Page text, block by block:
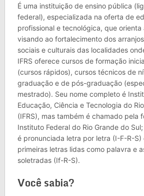
É uma instituição de ensino pública
federal), especializada na oferta de
profissional e tecnológica, que
visando ao fortalecimento dos
sociais e culturais das localidades
IFRS oferece cursos de formação
(cursos rápidos), cursos técnicos de
graduação e de pós-graduação
mestrado). Seu nome completo é
Educação, Ciência e Tecnologia do
(IFRS), mas também é chamado pela
Instituto Federal do Rio Grande do
é pronunciada letra por letra (I-F-R-S)
primeiras letras lidas como palavra e
soletradas (If-R-S).
Você sabia?